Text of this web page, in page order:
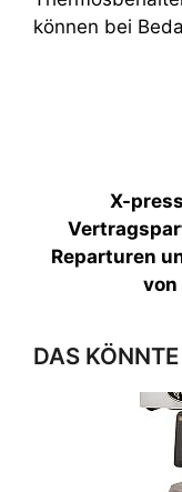
können bei
X-
Reparturen
DAS